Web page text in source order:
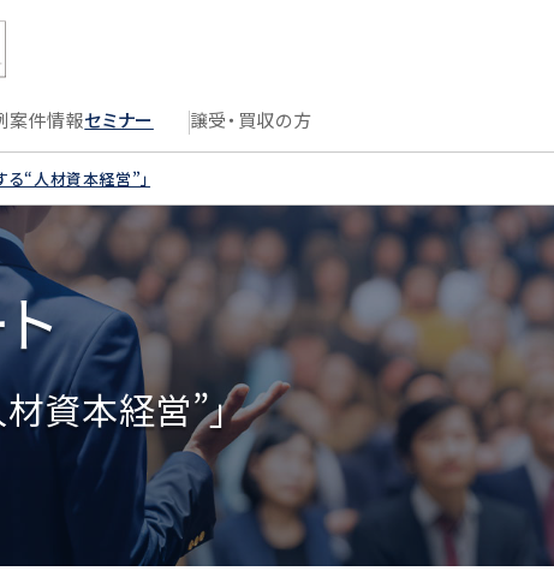
案件情報セミナー 譲受・買収の方
る“人材資本経営”」
資本経営”」